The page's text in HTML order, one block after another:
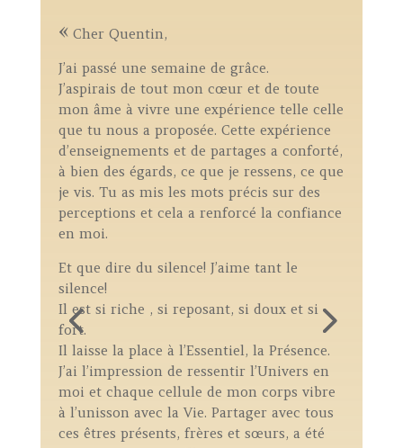
« Cher Quentin,
J’ai passé une semaine de grâce.
J’aspirais de tout mon cœur et de toute
mon âme à vivre une expérience telle celle
que tu nous a proposée. Cette expérience
d’enseignements et de partages a conforté,
à bien des égards, ce que je ressens, ce que
je vis. Tu as mis les mots précis sur des
perceptions et cela a renforcé la confiance
en moi.
Et que dire du silence! J’aime tant le
silence!
Il est si riche , si reposant, si doux et si
fort.
Il laisse la place à l’Essentiel, la Présence.
J’ai l’impression de ressentir l’Univers en
moi et chaque cellule de mon corps vibre
à l’unisson avec la Vie. Partager avec tous
ces êtres présents, frères et sœurs, a été